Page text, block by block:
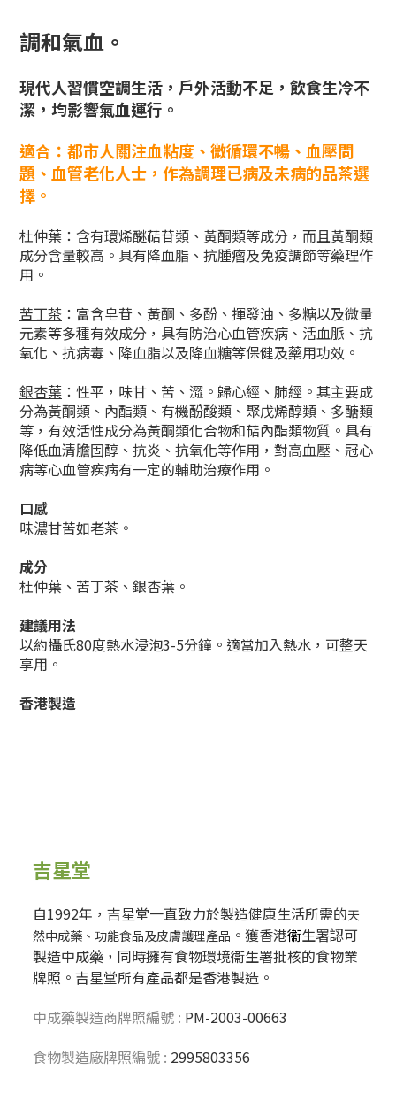
調和氣血 。
現代人習慣空調生活，戶外活動不足，飲食生冷不
潔，均影響氣血運行。
適合 ： 都市人關注血粘度、微循環不暢、血壓問
題、血管老化人士，作為調理已病及未病的品茶選
擇。
杜仲葉 ：含有環烯醚萜苷類、黃酮類等成分，而且黃酮類
成分含量較高。具有降血脂、抗腫瘤及免疫調節等藥理作
用。
苦丁茶 ：富含皂苷、黃酮、多酚、揮發油、多糖以及微量
元素等多種有效成分，具有防治心血管疾病、活血脈、抗
氧化、抗病毒、降血脂以及降血糖等保健及藥用功效。
銀杏葉 ：性平，味甘、苦、澀。歸心經、肺經。其主要成
分為黃酮類、內酯類、有機酚酸類、聚戊烯醇類、多醣類
等，有效活性成分為黃酮類化合物和萜內酯類物質。具有
降低血清膽固醇、抗炎、抗氧化等作用，對高血壓、冠心
病等心血管疾病有一定的輔助治療作用。
口感
味濃甘苦如老茶。
成分
杜仲葉、苦丁茶、銀杏葉。
建議用法
以約攝氏80度熱水浸泡3-5分鐘。適當加入熱水，可整天
享用。
香港製造
吉星堂
自1992年，吉星堂一直致力於製造健康生活所需的天
然中成藥、功能食品及皮膚護理產品 。獲香港衞生署認可
製造中成藥，同時擁有食物環境衞生署批核的食物業
牌照。吉星堂所有產品都是香港製造。
中成藥製造商牌照編號 : PM-2003-00663
食物製造廠牌照編號 : 2995803356